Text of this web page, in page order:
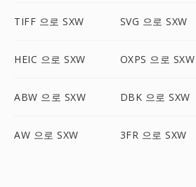
TIFF 으로 SXW SVG 으로 SXW
HEIC 으로 SXW OXPS 으로 SXW
ABW 으로 SXW DBK 으로 SXW
AW 으로 SXW 3FR 으로 SXW